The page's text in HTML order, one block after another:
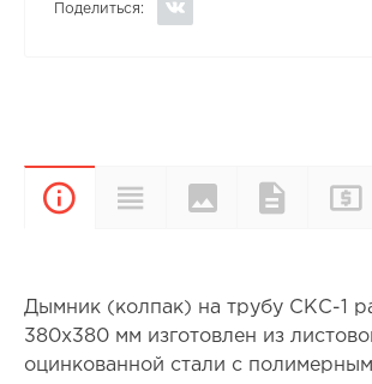
Поделиться:
ОписаниеХарактеристики
Цвета и
покрытия
Дымник (колпак) на трубу СКС-1
380х380 мм изготовлен из
оцинкованной стали с